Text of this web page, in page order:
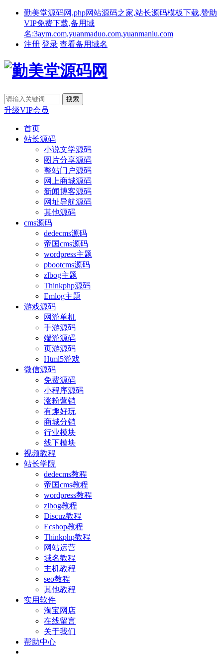
勤美堂源码网,php网站源码之家,站长源码模板下载,赞助
VIP免费下载,备用域
名:3aym.com,yuanmaduo.com,yuanmaniu.com
注册 登录 查看备用域名
升级VIP会员
首页
站长源码
小说文学源码
图片分享源码
整站门户源码
网上商城源码
新闻博客源码
网址导航源码
其他源码
cms源码
dedecms源码
帝国cms源码
wordpress主题
pbootcms源码
zlbog主题
Thinkphp源码
Emlog主题
游戏源码
网游单机
手游源码
端游源码
页游源码
Html5游戏
微信源码
免费源码
小程序源码
涨粉营销
有趣好玩
商城分销
行业模块
线下模块
视频教程
站长学院
dedecms教程
帝国cms教程
wordpress教程
zlbog教程
Discuz教程
Ecshop教程
Thinkphp教程
网站运营
域名教程
主机教程
seo教程
其他教程
实用软件
淘宝网店
在线留言
关于我们
帮助中心